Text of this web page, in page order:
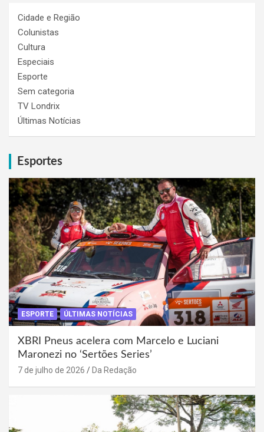
Cidade e Região
Colunistas
Cultura
Especiais
Esporte
Sem categoria
TV Londrix
Últimas Notícias
Esportes
ESPORTE ÚLTIMAS NOTÍCIAS
XBRI Pneus acelera com Marcelo e Luciani
Maronezi no ‘Sertões Series’
7 de julho de 2026 Da Redação